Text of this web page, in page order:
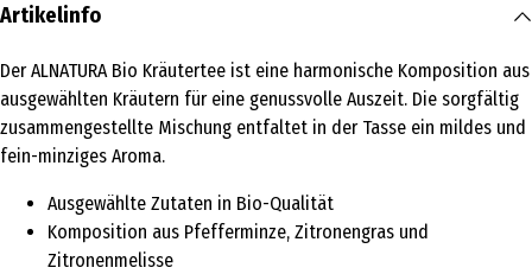
Artikelinfo
Der ALNATURA Bio Kräutertee ist eine harmonische Komposition aus
ausgewählten Kräutern für eine genussvolle Auszeit. Die sorgfältig
zusammengestellte Mischung entfaltet in der Tasse ein mildes und
fein-minziges Aroma.
Ausgewählte Zutaten in Bio-Qualität
Komposition aus Pfefferminze, Zitronengras und
Zitronenmelisse